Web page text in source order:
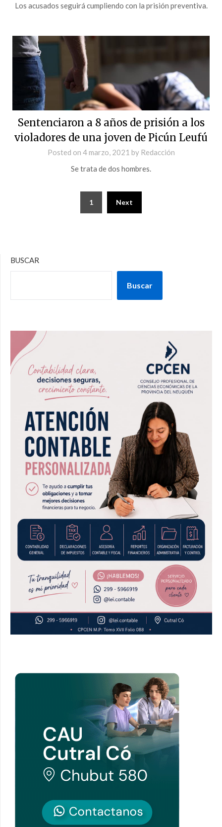
Los acusados seguirá cumpliendo con la prisión preventiva.
Sentenciaron a 8 años de prisión a los
violadores de una joven de Picún Leufú
Posted on 4 marzo, 2021 by Redacción
Se trata de dos hombres.
1 Next
BUSCAR
Buscar